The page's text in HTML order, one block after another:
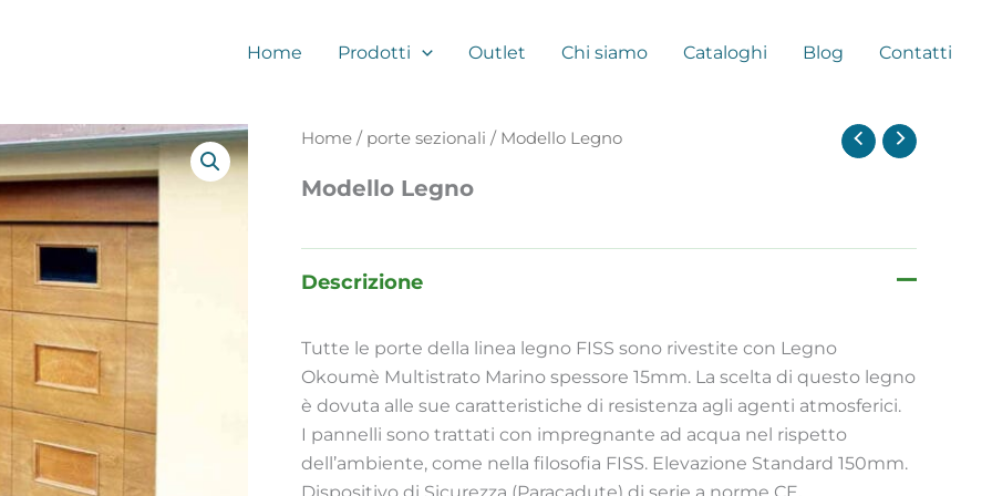
Home Prodotti Outlet Chi siamo Cataloghi Blog Contatti
Home / porte sezionali / Modello Legno
Modello Legno
Descrizione
Tutte le porte della linea legno FISS sono rivestite con Legno
Okoumè Multistrato Marino spessore 15mm. La scelta di questo legno
è dovuta alle sue caratteristiche di resistenza agli agenti atmosferici.
I pannelli sono trattati con impregnante ad acqua nel rispetto
dell’ambiente, come nella filosofia FISS. Elevazione Standard 150mm.